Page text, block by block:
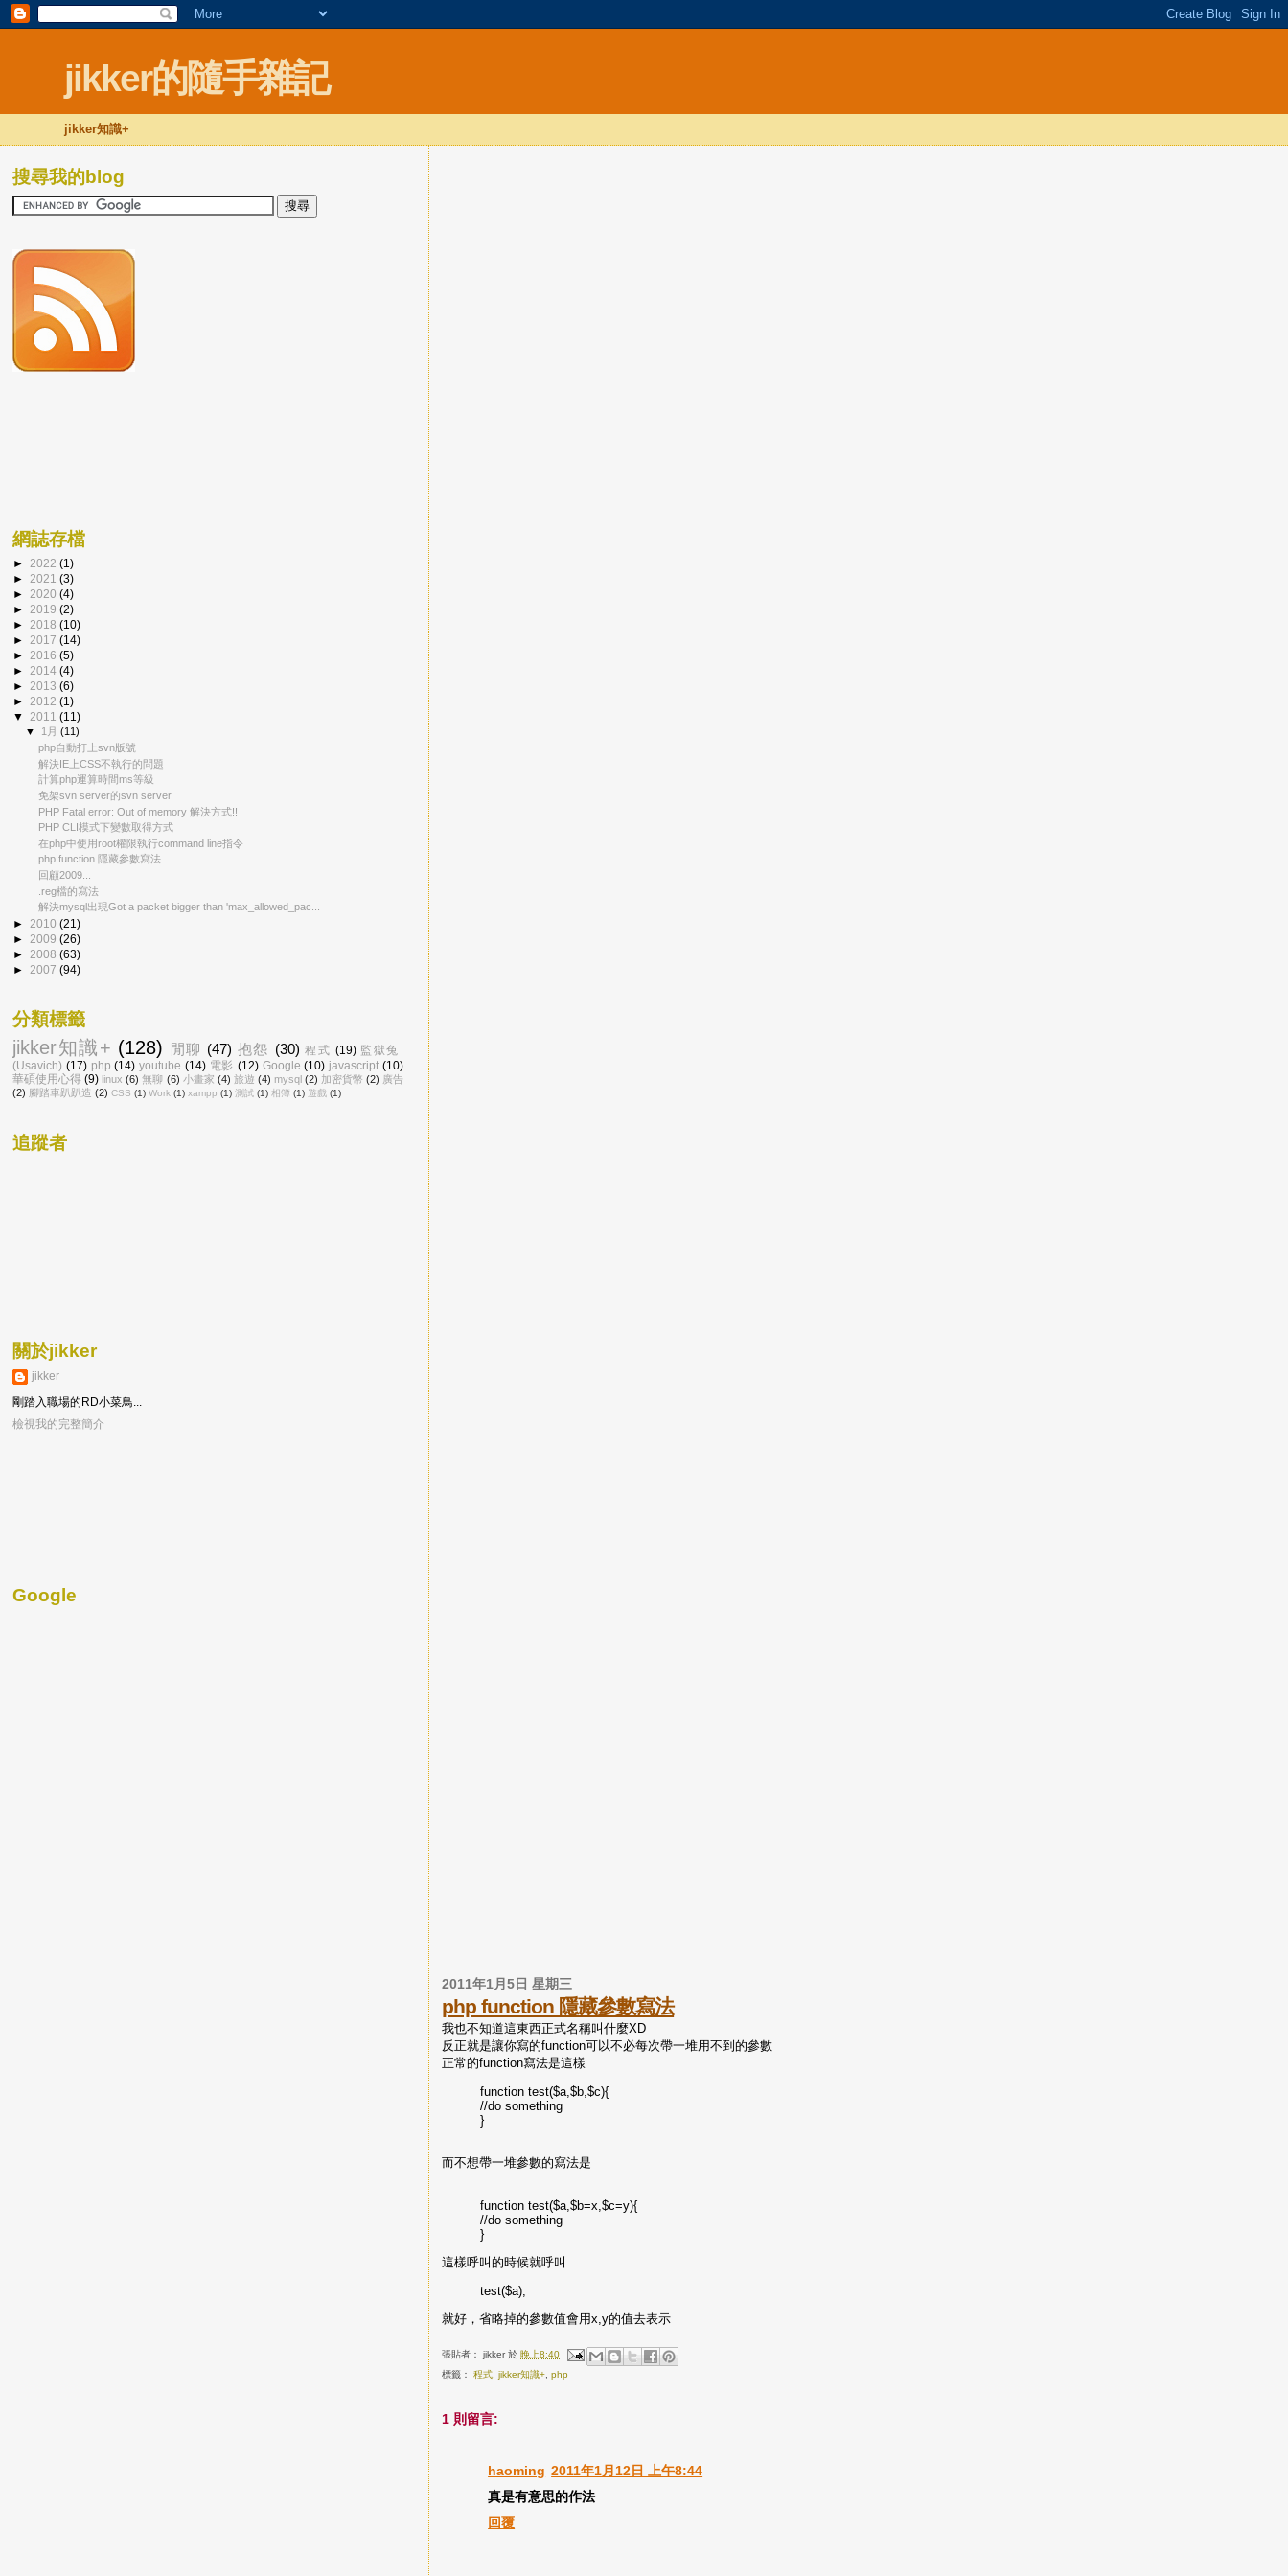
jikker的隨手雜記
jikker知識+
2011年1月5日 星期三
php function 隱藏參數寫法
我也不知道這東西正式名稱叫什麼XD
反正就是讓你寫的function可以不必每次帶一堆用不到的參數
正常的function寫法是這樣
function test($a,$b,$c){
//do something
}
而不想帶一堆參數的寫法是
function test($a,$b=x,$c=y){
//do something
}
這樣呼叫的時候就呼叫
test($a);
就好，省略掉的參數值會用x,y的值去表示
張貼者：jikker 於晚上8:40
標籤：程式 ,jikker知識+ ,php
1 則留言:
haoming 2011年1月12日 上午8:44
真是有意思的作法
回覆
搜尋我的blog
網誌存檔
► 2022 (1)
► 2021 (3)
► 2020 (4)
► 2019 (2)
► 2018 (10)
► 2017 (14)
► 2016 (5)
► 2014 (4)
► 2013 (6)
► 2012 (1)
▼ 2011 (11)
▼ 1月(11)
php自動打上svn版號
解決IE上CSS不執行的問題
計算php運算時間ms等級
免架svn server的svn server
PHP Fatal error: Out of memory 解決方式!!
PHP CLI模式下變數取得方式
在php中使用root權限執行command line指令
php function 隱藏參數寫法
回顧2009...
.reg檔的寫法
解決mysql出現Got a packet bigger than 'max_allowed_pac...
► 2010 (21)
► 2009 (26)
► 2008 (63)
► 2007 (94)
分類標籤
jikker知識+ (128) 閒聊 (47) 抱怨 (30) 程式 (19) 監獄兔
(Usavich) (17) php (14) youtube (14) 電影 (12) Google (10) javascript (10)
華碩使用心得 (9) linux (6) 無聊 (6) 小畫家 (4) 旅遊 (4) mysql (2) 加密貨幣 (2) 廣告
(2) 腳踏車趴趴造 (2) CSS (1) Work (1) xampp (1) 測試 (1) 相簿 (1) 遊戲 (1)
追蹤者
關於jikker
jikker
剛踏入職場的RD小菜鳥...
檢視我的完整簡介
Google